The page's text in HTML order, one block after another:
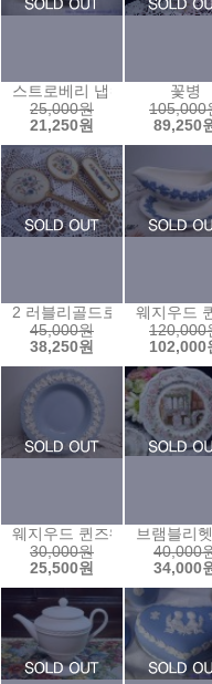
스트로베리 냅킨링(1개가격)
25,000원
21,250원
꽃병
105,000
89,250
2 러블리골드로즈 빗,거울 솔
45,000원
38,250원
웨지우드
120,000
102,000
웨지우드 퀸즈웨어 주름습볼
30,000원
25,500원
브램블리
40,000
34,000